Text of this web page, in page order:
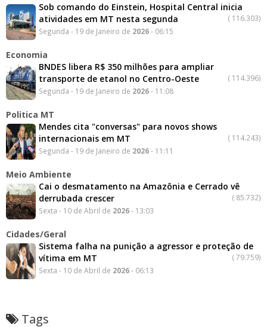
Sob comando do Einstein, Hospital Central inicia
atividades em MT nesta segunda
( 116.303)
Segunda - 19 de Janeiro de 2026- 06:15
Economia
BNDES libera R$ 350 milhões para ampliar
transporte de etanol no Centro-Oeste
( 114.396)
Segunda - 19 de Janeiro de 2026- 11:08
Politica MT
Mendes cita "conversas" para novos shows
internacionais em MT
( 114.243)
Segunda - 19 de Janeiro de 2026- 11:11
Meio Ambiente
Cai o desmatamento na Amazônia e Cerrado vê
derrubada crescer
( 85.732)
Sexta - 10 de Abril de 2026- 13:03
Cidades/Geral
Sistema falha na punição a agressor e proteção de
vítima em MT
(79.759)
Sexta - 10 de Abril de 2026- 06:13
Tags